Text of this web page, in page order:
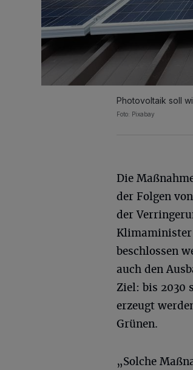
Photovoltaik soll
Foto: Pixabay
Die
der Folgen
der
Klimaminister
beschlossen
auch den
Ziel: bis 2030
erzeugt
Grünen.
„Solche